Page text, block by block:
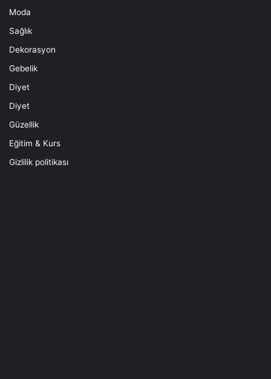
Moda
Sağlık
Dekorasyon
Gebelik
Diyet
Diyet
Güzellik
Eğitim & Kurs
Gizlilik politikası